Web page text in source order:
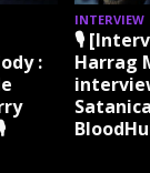
:
INTERVIEW
🎙
Harrag